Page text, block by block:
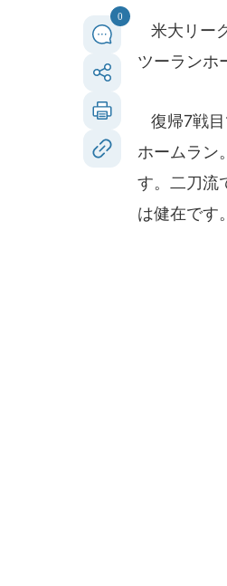
0
米大リー
ツーランホ
復帰7戦目
ホームラン
す。二刀流
は健在です。